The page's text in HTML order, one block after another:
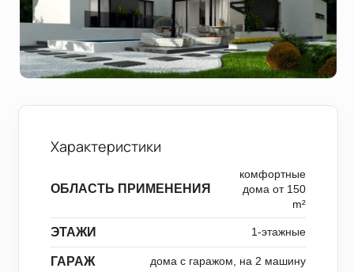
Характеристики
ОБЛАСТЬ ПРИМЕНЕНИЯ
комфортные
дома от 150
m²
ЭТАЖИ 1-этажные
ГАРАЖ дома с гаражом, на 2 машину